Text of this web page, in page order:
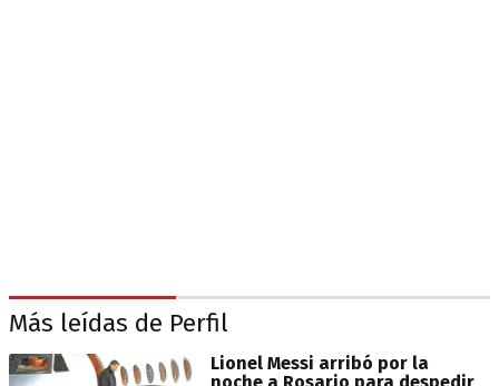
Más leídas de Perfil
Lionel Messi arribó por la